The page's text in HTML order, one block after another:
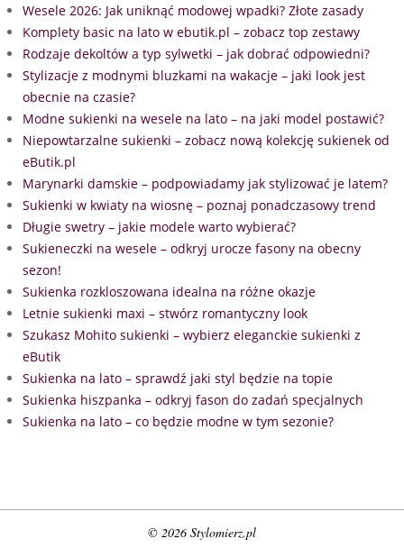
Wesele 2026: Jak uniknąć modowej wpadki? Złote zasady
Komplety basic na lato w ebutik.pl – zobacz top zestawy
Rodzaje dekoltów a typ sylwetki – jak dobrać odpowiedni?
Stylizacje z modnymi bluzkami na wakacje – jaki look jest
obecnie na czasie?
Modne sukienki na wesele na lato – na jaki model postawić?
Niepowtarzalne sukienki – zobacz nową kolekcję sukienek od
eButik.pl
Marynarki damskie – podpowiadamy jak stylizować je latem?
Sukienki w kwiaty na wiosnę – poznaj ponadczasowy trend
Długie swetry – jakie modele warto wybierać?
Sukieneczki na wesele – odkryj urocze fasony na obecny
sezon!
Sukienka rozkloszowana idealna na różne okazje
Letnie sukienki maxi – stwórz romantyczny look
Szukasz Mohito sukienki – wybierz eleganckie sukienki z
eButik
Sukienka na lato – sprawdź jaki styl będzie na topie
Sukienka hiszpanka – odkryj fason do zadań specjalnych
Sukienka na lato – co będzie modne w tym sezonie?
© 2026 Stylomierz.pl